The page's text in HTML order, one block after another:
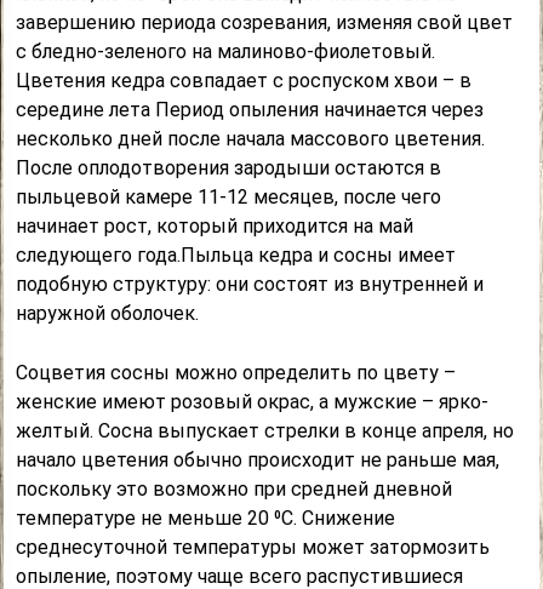
завершению периода созревания, изменяя свой цвет
с бледно-зеленого на малиново-фиолетовый.
Цветения кедра совпадает с роспуском хвои – в
середине лета Период опыления начинается через
несколько дней после начала массового цветения.
После оплодотворения зародыши остаются в
пыльцевой камере 11-12 месяцев, после чего
начинает рост, который приходится на май
следующего года.Пыльца кедра и сосны имеет
подобную структуру: они состоят из внутренней и
наружной оболочек.
Соцветия сосны можно определить по цвету –
женские имеют розовый окрас, а мужские – ярко-
желтый. Сосна выпускает стрелки в конце апреля, но
начало цветения обычно происходит не раньше мая,
поскольку это возможно при средней дневной
температуре не меньше 20 ⁰C. Снижение
среднесуточной температуры может затормозить
опыление, поэтому чаще всего распустившиеся